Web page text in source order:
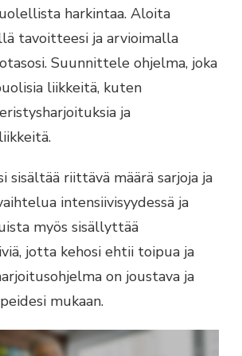
harkintaa. Aloita
tavoitteesi ja arvioimalla
Suunnittele ohjelma, joka
liikkeitä, kuten
ja
sisältää riittävä määrä sarjoja ja
intensiivisyydessä ja
myös sisällyttää
jotta kehosi ehtii toipua ja
on joustava ja
mukaan.